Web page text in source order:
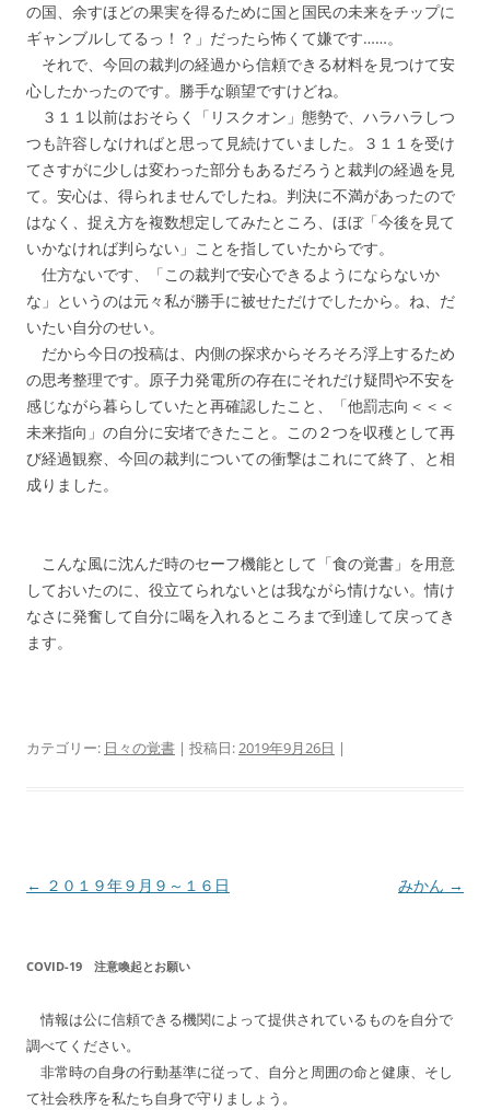
の国、余すほどの果実を得るために国と国民の未来をチップに
ギャンブルしてるっ！？」だったら怖くて嫌です……。
それで、今回の裁判の経過から信頼できる材料を見つけて安
心したかったのです。勝手な願望ですけどね。
３１１以前はおそらく「リスクオン」態勢で、ハラハラしつ
つも許容しなければと思って見続けていました。３１１を受け
てさすがに少しは変わった部分もあるだろうと裁判の経過を見
て。安心は、得られませんでしたね。判決に不満があったので
はなく、捉え方を複数想定してみたところ、ほぼ「今後を見て
いかなければ判らない」ことを指していたからです。
仕方ないです、「この裁判で安心できるようにならないか
な」というのは元々私が勝手に被せただけでしたから。ね、だ
いたい自分のせい。
だから今日の投稿は、内側の探求からそろそろ浮上するため
の思考整理です。原子力発電所の存在にそれだけ疑問や不安を
感じながら暮らしていたと再確認したこと、「他罰志向＜＜＜
未来指向」の自分に安堵できたこと。この２つを収穫として再
び経過観察、今回の裁判についての衝撃はこれにて終了、と相
成りました。
こんな風に沈んだ時のセーフ機能として「食の覚書」を用意
しておいたのに、役立てられないとは我ながら情けない。情け
なさに発奮して自分に喝を入れるところまで到達して戻ってき
ます。
カテゴリー: 日々の覚書 | 投稿日:2019年9月26日 |
投
ビ
ー
シ
ョ
← ２０１９年９月９～１６日 みかん →
COVID-19 注意喚起とお願い
情報は公に信頼できる機関によって提供されているものを自分で
調べてください。
非常時の自身の行動基準に従って、自分と周囲の命と健康、そし
て社会秩序を私たち自身で守りましょう。